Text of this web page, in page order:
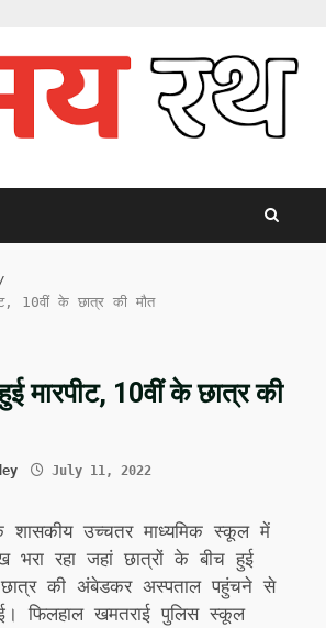
10वीं के छात्र की मौत
मारपीट, 10वीं के छात्र की
July 11, 2022
शासकीय उच्चतर माध्यमिक स्कूल में
भरा रहा जहां छात्रों के बीच हुई
की अंबेडकर अस्पताल पहुंचने से
फिलहाल खमतराई पुलिस स्कूल